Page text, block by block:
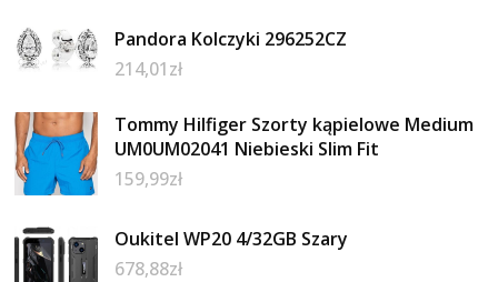
Pandora Kolczyki 296252CZ
214,01zł
Tommy Hilfiger Szorty kąpielowe Medium
UM0UM02041 Niebieski Slim Fit
159,99zł
Oukitel WP20 4/32GB Szary
678,88zł